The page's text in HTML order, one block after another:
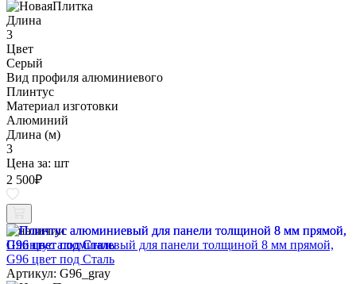
Длина
3
Цвет
Серый
Вид профиля алюминиевого
Плинтус
Материал изготовки
Алюминий
Длина (м)
3
Цена за: шт
2 500₽
В наличии
Плинтус алюминиевый для панели толщиной 8 мм прямой,
G96 цвет под Сталь
Артикул: G96_gray